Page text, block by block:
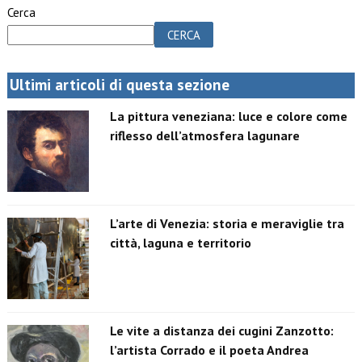
Cerca
CERCA
Ultimi articoli di questa sezione
La pittura veneziana: luce e colore come
riflesso dell’atmosfera lagunare
L’arte di Venezia: storia e meraviglie tra
città, laguna e territorio
Le vite a distanza dei cugini Zanzotto:
l’artista Corrado e il poeta Andrea